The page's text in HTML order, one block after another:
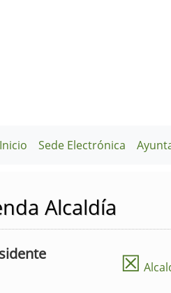
Inicio Sede Electrónica
Alcaldía
☒